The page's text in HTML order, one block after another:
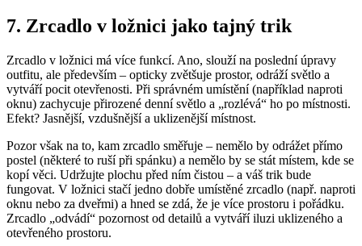
7. Zrcadlo v ložnici jako tajný trik
Zrcadlo v ložnici má více funkcí. Ano, slouží na poslední úpravy
outfitu, ale především – opticky zvětšuje prostor, odráží světlo a
vytváří pocit otevřenosti. Při správném umístění (například naproti
oknu) zachycuje přirozené denní světlo a „rozlévá“ ho po místnosti.
Efekt? Jasnější, vzdušnější a uklizenější místnost.
Pozor však na to, kam zrcadlo směřuje – nemělo by odrážet přímo
postel (některé to ruší při spánku) a nemělo by se stát místem, kde se
kopí věci. Udržujte plochu před ním čistou – a váš trik bude
fungovat. V ložnici stačí jedno dobře umístěné zrcadlo (např. naproti
oknu nebo za dveřmi) a hned se zdá, že je více prostoru i pořádku.
Zrcadlo „odvádí“ pozornost od detailů a vytváří iluzi uklizeného a
otevřeného prostoru.